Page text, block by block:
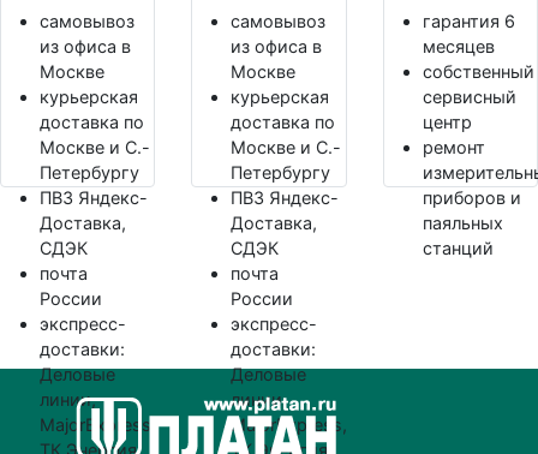
самовывоз
из офиса в
Москве
курьерская
доставка по
Москве и С.-
Петербургу
ПВЗ Яндекс-
Доставка,
СДЭК
почта
России
экспресс-
доставки:
Деловые
линии,
MajorExpress,
самовывоз
из офиса в
Москве
курьерская
доставка по
Москве и С.-
Петербургу
ПВЗ Яндекс-
Доставка,
СДЭК
почта
России
экспресс-
доставки:
Деловые
линии,
MajorExpress,
гарантия 6
месяцев
собственный
сервисный
центр
ремонт
приборов и
паяльных
станций